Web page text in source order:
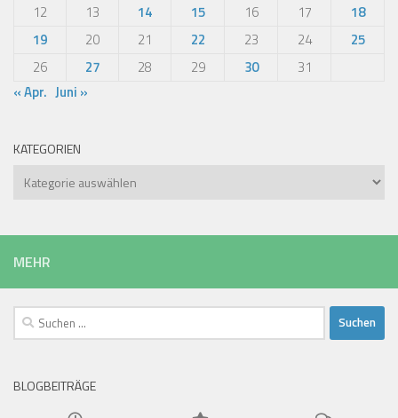
12
13 14 15 16 17
18
19
20 21 22 23 24
25
26
27 28 29 30
31
« Apr. Juni »
KATEGORIEN
Kategorien
MEHR
Suchen
nach:
BLOGBEITRÄGE